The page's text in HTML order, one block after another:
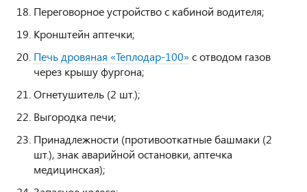
Переговорное устройство с кабиной водителя;
Кронштейн аптечки;
Печь дровяная «Теплодар-100»с отводом газов
через крышу фургона;
Огнетушитель (2 шт.);
Выгородка печи;
Принадлежности (противооткатные башмаки (2
шт.), знак аварийной остановки, аптечка
медицинская);